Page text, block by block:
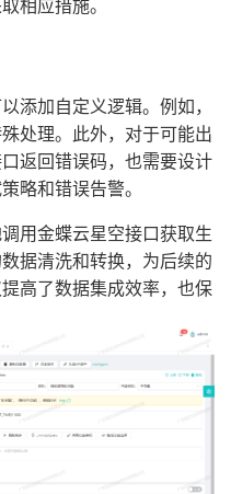
添加自定义逻辑。例如，
处理。此外，对于可能出
返回错误码，也需要设计
略和错误告警。
用金蝶云星空接口获取生
据清洗和转换，为后续的
高了数据集成效率，也保